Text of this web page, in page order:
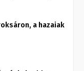
a hazaiak